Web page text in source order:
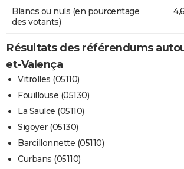
Blancs ou nuls (en pourcentage
des votants)
Résultats des référendums
et-Valença
Vitrolles (05110)
Fouillouse (05130)
La Saulce (05110)
Sigoyer (05130)
Barcillonnette (05110)
Curbans (05110)